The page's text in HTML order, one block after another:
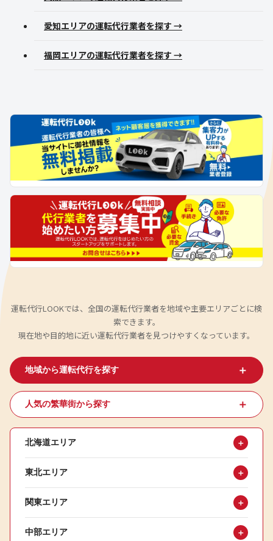
愛知エリアの運転代行業者を探す →
福岡エリアの運転代行業者を探す →
運転代行LOOKでは、全国の運転代行業者を地域や主要エリアごとに検
索できます。
現在地や目的地に近い運転代行業者を見つけやすくなっています。
地域から運転代行を探す ＋
人気の繁華街から探す ＋
北海道エリア ＋
東北エリア ＋
関東エリア ＋
中部エリア ＋